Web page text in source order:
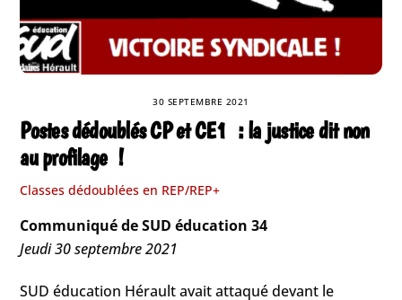
30 SEPTEMBRE 2021
Postes dédoublés CP et CE1 : la justice dit non
au profilage !
Classes dédoublées en REP/REP+
Communiqué de SUD éducation 34
Jeudi 30 septembre 2021
SUD éducation Hérault avait attaqué devant le